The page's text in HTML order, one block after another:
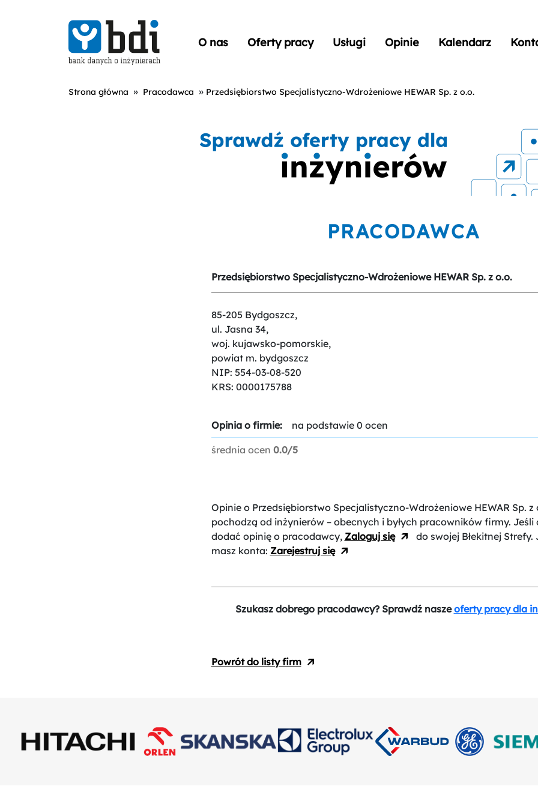
O nas Oferty pracy Usługi Opinie Kalendarz
Strona główna » Pracodawca » Przedsiębiorstwo Specjalistyczno-Wdrożeniowe HEWAR Sp. z o.o.
PRACODAWCA
Przedsiębiorstwo Specjalistyczno-Wdrożeniowe HEWAR Sp. z o.o.
85-205 Bydgoszcz,
ul. Jasna 34,
woj. kujawsko-pomorskie,
powiat m. bydgoszcz
NIP: 554-03-08-520
KRS: 0000175788
Opinia o firmie: na podstawie 0 ocen
średnia ocen 0.0/5
Opinie o Przedsiębiorstwo Specjalistyczno-Wdrożeniowe HEWAR Sp. z
pochodzą od inżynierów – obecnych i byłych pracowników firmy. Jeśli
dodać opinię o pracodawcy, Zaloguj się
do swojej Błekitnej Strefy.
masz konta: Zarejestruj się
Szukasz dobrego pracodawcy? Sprawdź naszeoferty pracy dla
Powrót do listy firm